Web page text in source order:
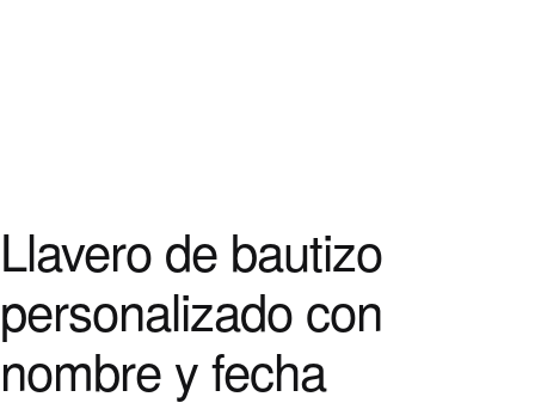
Llavero de bautizo
personalizado con
nombre y fecha